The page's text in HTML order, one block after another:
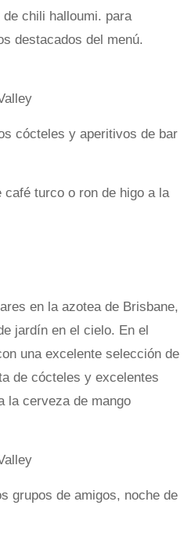
chili halloumi. para
destacados del menú.
cócteles y aperitivos de bar
café turco o ron de higo a la
en la azotea de Brisbane,
jardín en el cielo. En el
una excelente selección de
de cócteles y excelentes
la cerveza de mango
grupos de amigos, noche de